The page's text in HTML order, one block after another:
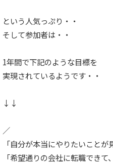
という人気っぷり・・
そして参加者は・・
1年間で下記のような目標を
実現されているようです・・
↓↓
／
「自分が本当にやりたいことが
「希望通りの会社に転職できて